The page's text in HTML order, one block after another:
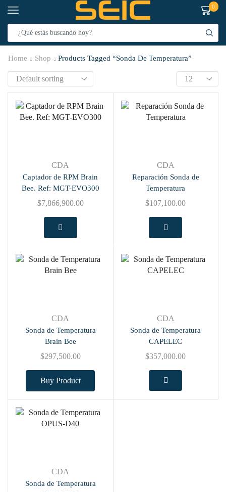
0
Home Shop Products Tagged “Sonda De Temperatura”
CDA
Captador de RPM Brain
Bee. Ref: MGT-EVO300
$7,866,900.00
CDA
Reparación Sonda de
Temperatura
$107,100.00
CDA
Sonda de Temperatura
Brain Bee
$297,500.00
Buy Product
CDA
Sonda de Temperatura
CAPELEC
$357,000.00
CDA
Sonda de Temperatura